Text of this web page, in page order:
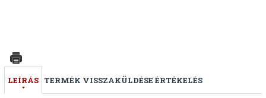
LEÍRÁS TERMÉK VISSZAKÜLDÉSE ÉRTÉKELÉS